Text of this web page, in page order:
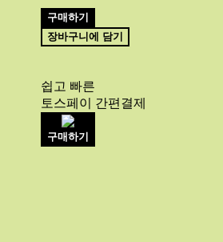
구매하기
장바구니에 담기
쉽고 빠른
토스페이 간편결제
구매하기